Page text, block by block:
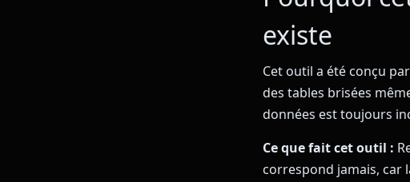
existe
Cet outil a été conçu
des tables brisées
données est toujours
Ce que fait cet outil :
correspond jamais, car